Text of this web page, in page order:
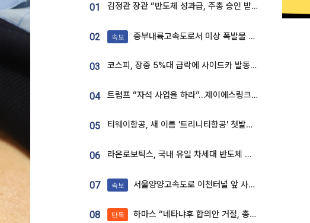
01 김정관 장관 “반도체 성과급, 주총 승인 받도록”…상법·자본시장법 개정 시사
02 속보 중부내륙고속도로서 미상 폭발물 발견
03 코스피, 장중 5%대 급락에 사이드카 발동…삼성·SK 동반 폭락
04 트럼프 “자석 사업을 하라”…제이에스링크, 비중국 영구자석 공급망 구축 속도
05 티웨이항공, 새 이름 '트리니티항공' 첫발…SSC 전략 본격화
06 라온로보틱스, 국내 유일 차세대 반도체 공정 로봇 개발 ‘고객사 테스트 진행’
07 속보 서울양양고속도로 이천터널 앞 사고 발생
08 단독 하마스 “네타냐후 합의안 거절, 총선 앞두고 시간 끌기”